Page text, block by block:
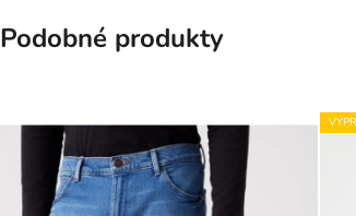
Podobné produkty